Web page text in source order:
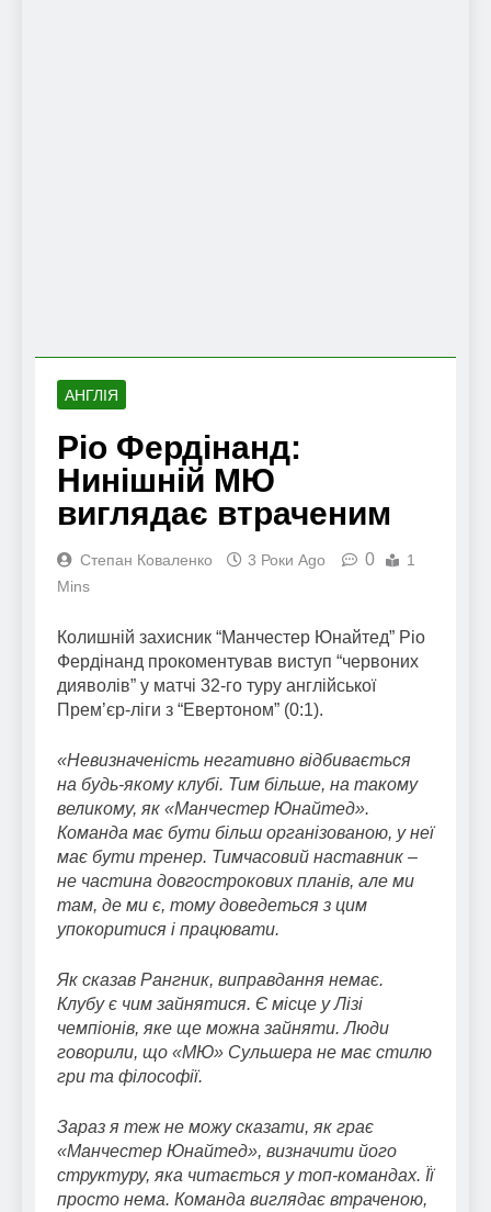
АНГЛІЯ
Ріо Фердінанд:
Нинішній МЮ
виглядає втраченим
Степан Коваленко 3 Роки Ago 0
1
Mins
Колишній захисник “Манчестер Юнайтед” Ріо
Фердінанд прокоментував виступ “червоних
дияволів” у матчі 32-го туру англійської
Прем’єр-ліги з “Евертоном” (0:1).
«Невизначеність негативно відбивається
на будь-якому клубі. Тим більше, на такому
великому, як «Манчестер Юнайтед».
Команда має бути більш організованою, у неї
має бути тренер. Тимчасовий наставник –
не частина довгострокових планів, але ми
там, де ми є, тому доведеться з цим
упокоритися і працювати.
Як сказав Рангник, виправдання немає.
Клубу є чим зайнятися. Є місце у Лізі
чемпіонів, яке ще можна зайняти. Люди
говорили, що «МЮ» Сульшера не має стилю
гри та філософії.
Зараз я теж не можу сказати, як грає
«Манчестер Юнайтед», визначити його
структуру, яка читається у топ-командах. Її
просто нема. Команда виглядає втраченою,